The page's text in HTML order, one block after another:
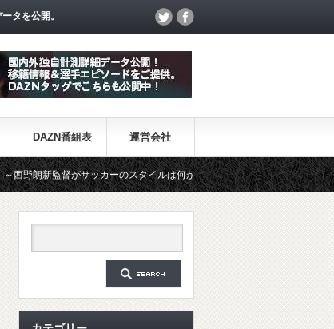
タを公開。
DAZN番組表 運営会社
がサッカーのスタイルは何か～ 【一覧】J1・J2・J3リーグ